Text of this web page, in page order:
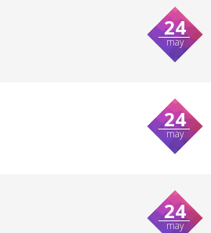
24
may
24
may
24
may